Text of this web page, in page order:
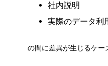
社内説明
実際のデータ利
の間に差異が生じるケー